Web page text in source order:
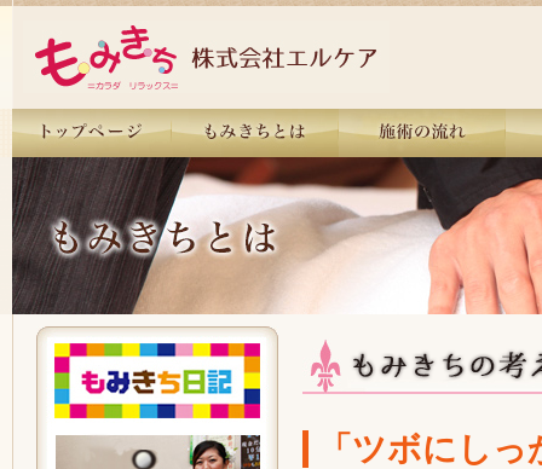
「ツボにし